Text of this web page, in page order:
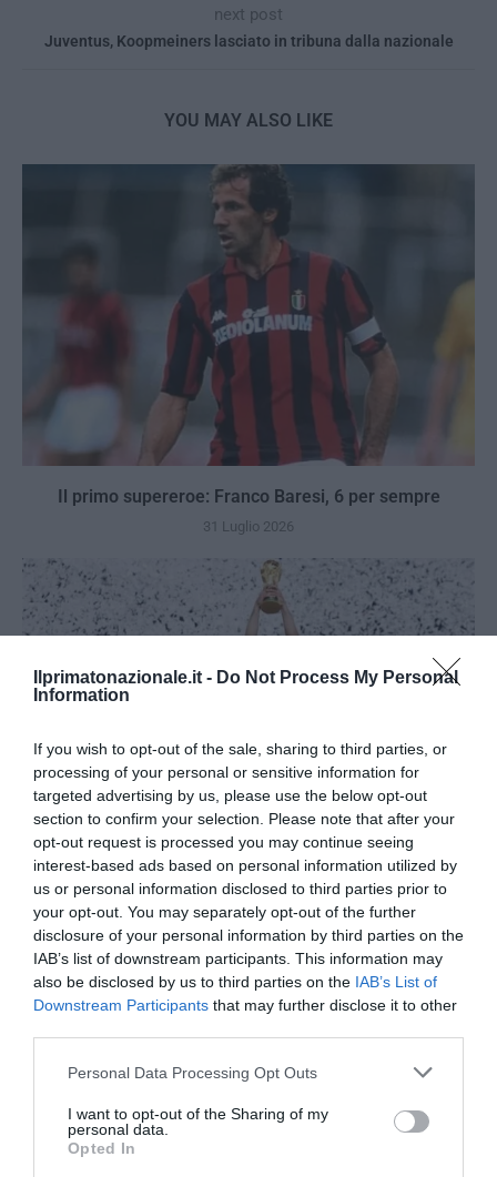
Ilprimatonazionale.it - Do Not Process My Personal
Information
If you wish to opt-out of the sale, sharing to third parties, or
processing of your personal or sensitive information for
targeted advertising by us, please use the below opt-out
section to confirm your selection. Please note that after your
opt-out request is processed you may continue seeing
interest-based ads based on personal information utilized by
us or personal information disclosed to third parties prior to
your opt-out. You may separately opt-out of the further
disclosure of your personal information by third parties on the
IAB’s list of downstream participants. This information may
also be disclosed by us to third parties on the IAB’s List of
Downstream Participants that may further disclose it to other
Please note that this website/app uses one or more Google
not limited to your visit or usage behaviour. You may click to
grant or deny consent to Google and its third-party tags to
use your data for below specified purposes in below Google
Personal Data Processing Opt Outs
I want to opt-out of the Sharing of my
personal data.
Opted In
next post
Juventus, Koopmeiners lasciato in tribuna dalla nazionale
YOU MAY ALSO LIKE
Il primo supereroe: Franco Baresi, 6 per sempre
31 Luglio 2026
Berlino 2006, una notte da campioni del mondo
18 Luglio 2026